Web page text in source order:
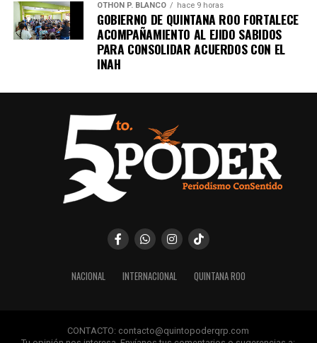
OTHON P. BLANCO hace 9 horas
GOBIERNO DE QUINTANA ROO FORTALECE
ACOMPAÑAMIENTO AL EJIDO SABIDOS
PARA CONSOLIDAR ACUERDOS CON EL
INAH
NACIONAL INTERNACIONAL QUINTANA ROO
CONTACTO: contacto@quintopoderqrp.com